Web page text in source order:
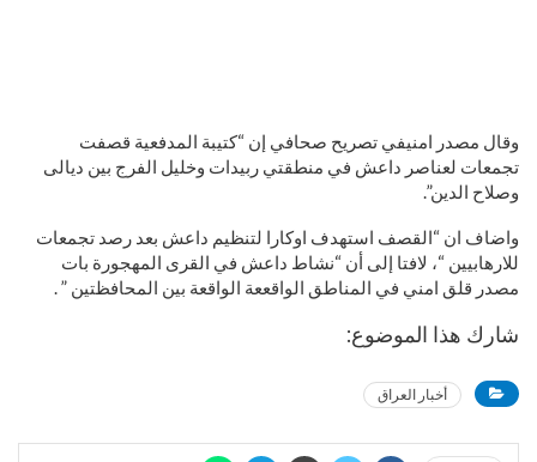
وقال مصدر امنيفي تصريح صحافي إن “كتيبة المدفعية قصفت
تجمعات لعناصر داعش في منطقتي ربيدات وخليل الفرج بين ديالى
وصلاح الدين”.
واضاف ان “القصف استهدف اوكارا لتنظيم داعش بعد رصد تجمعات
للارهابيين “، لافتا إلى أن “نشاط داعش في القرى المهجورة بات
مصدر قلق امني في المناطق الواقععة الواقعة بين المحافظتين ” .
شارك هذا الموضوع:
أخبار العراق